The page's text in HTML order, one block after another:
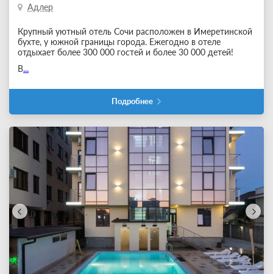
Адлер
Крупный уютный отель Сочи расположен в Имеретинской
бухте, у южной границы города. Ежегодно в отеле
отдыхает более 300 000 гостей и более 30 000 детей!
В...
Подробнее